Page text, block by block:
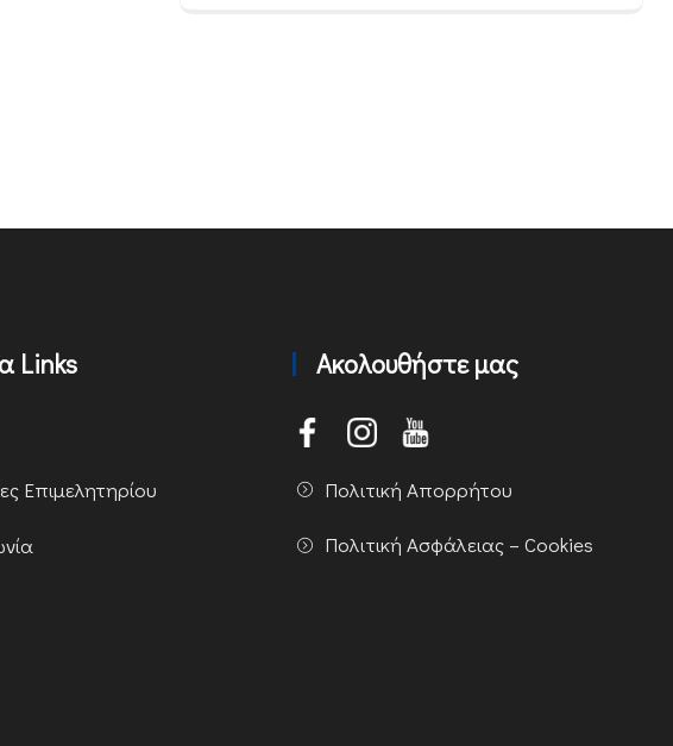
Links
Επιμελητηρίου
Ακολουθήστε μας
Πολιτική Απορρήτου
Πολιτική Ασφάλειας – Cookies